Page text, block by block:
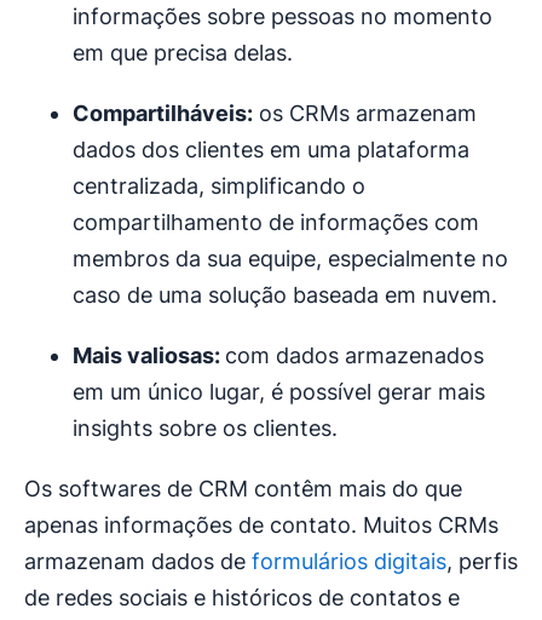
informações sobre pessoas no momento
em que precisa delas.
Compartilháveis: os CRMs armazenam
dados dos clientes em uma plataforma
centralizada, simplificando o
compartilhamento de informações com
membros da sua equipe, especialmente no
caso de uma solução baseada em nuvem.
Mais valiosas: com dados armazenados
em um único lugar, é possível gerar mais
insights sobre os clientes.
Os softwares de CRM contêm mais do que
apenas informações de contato. Muitos CRMs
armazenam dados de formulários digitais, perfis
de redes sociais e históricos de contatos e